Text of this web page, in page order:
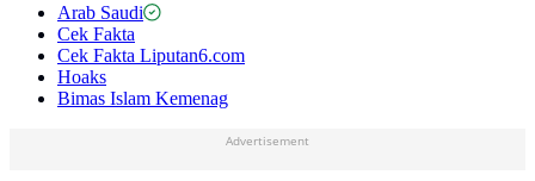
Arab Saudi
Cek Fakta
Cek Fakta Liputan6.com
Hoaks
Bimas Islam Kemenag
Advertisement